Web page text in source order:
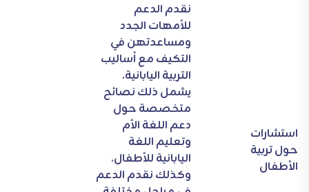
استشارات
حول تربية
الأطفال
نقدم الدعم
للأمهات الجدد
ومساعدتهن في
التكيف مع أساليب
التربية اليابانية.
يشمل ذلك نصائح
متخصصة حول
دعم اللغة الأم
وتعليم اللغة
اليابانية للأطفال.
وكذلك نقدم الدعم